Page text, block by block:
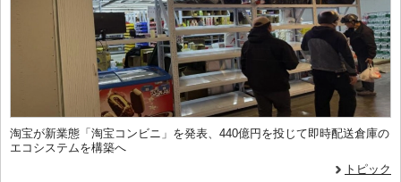
淘宝が新業態「淘宝コンビニ」を発表、440億円を投じて即時配送倉庫の
エコシステムを構築へ
トピック